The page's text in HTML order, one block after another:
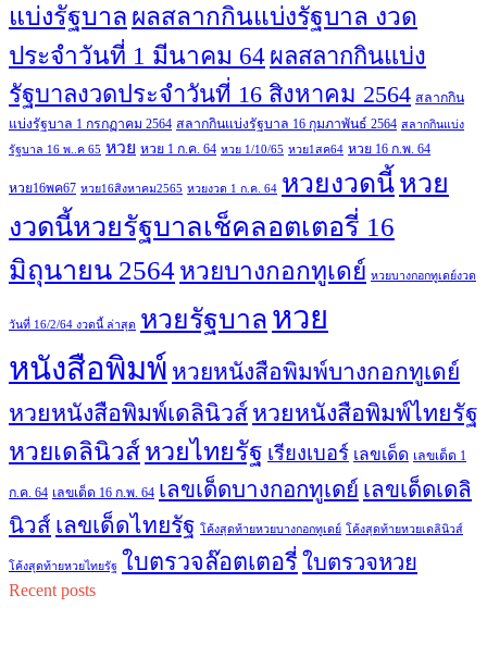
แบ่งรัฐบาล ผลสลากกินแบ่งรัฐบาล งวด
ประจำวันที่ 1 มีนาคม 64 ผลสลากกินแบ่ง
รัฐบาลงวดประจำวันที่ 16 สิงหาคม 2564 สลากกิน
แบ่งรัฐบาล 1 กรกฏาคม 2564 สลากกินแบ่งรัฐบาล 16 กุมภาพันธ์ 2564 สลากกินแบ่ง
รัฐบาล 16 พ..ค 65 หวย หวย 1 ก.ค. 64 หวย 1/10/65 หวย1สค64 หวย 16 ก.พ. 64
หวย16พค67 หวย16สิงหาคม2565 หวยงวด 1 ก.ค. 64 หวยงวดนี้หวย
งวดนี้หวยรัฐบาลเช็คลอตเตอรี่ 16
มิถุนายน 2564 หวยบางกอกทูเดย์ หวยบางกอกทูเดย์งวด
วันที่ 16/2/64 งวดนี้ ล่าสุด หวยรัฐบาล หวย
หนังสือพิมพ์ หวยหนังสือพิมพ์บางกอกทูเดย์
หวยหนังสือพิมพ์เดลินิวส์ หวยหนังสือพิมพ์ไทยรัฐ
หวยเดลินิวส์ หวยไทยรัฐ เรียงเบอร์ เลขเด็ด เลขเด็ด 1
ก.ค. 64 เลขเด็ด 16 ก.พ. 64 เลขเด็ดบางกอกทูเดย์ เลขเด็ดเดลิ
นิวส์ เลขเด็ดไทยรัฐ โค้งสุดท้ายหวยบางกอกทูเดย์ โค้งสุดท้ายหวยเดลินิวส์
โค้งสุดท้ายหวยไทยรัฐ ใบตรวจล๊อตเตอรี่ ใบตรวจหวย
Recent posts